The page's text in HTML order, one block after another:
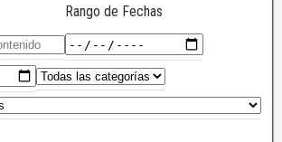
Rango de Fechas